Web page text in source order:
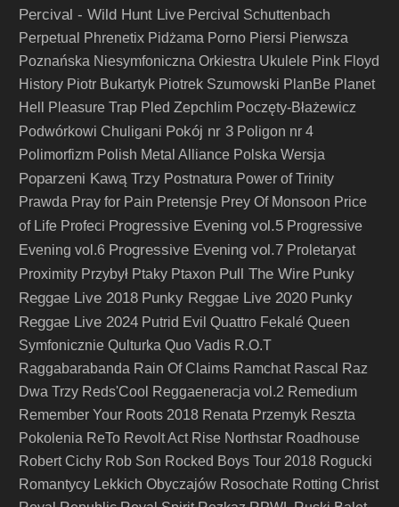
Percival - Wild Hunt Live Percival Schuttenbach
Perpetual
Phrenetix Pidżama Porno Piersi Pierwsza
Poznańska Niesymfoniczna Orkiestra Ukulele Pink Floyd
History Piotr Bukartyk Piotrek Szumowski PlanBe Planet
Hell
Pleasure Trap Pled Zepchlim Poczęty-Błażewicz
Podwórkowi Chuligani Pokój nr 3 Poligon nr 4
Polimorfizm Polish Metal Alliance Polska Wersja
Poparzeni Kawą Trzy Postnatura Power of Trinity
Prawda Pray for Pain Pretensje Prey Of Monsoon Price
of Life Profeci Progressive Evening vol.5 Progressive
Evening vol.6 Progressive Evening vol.7 Proletaryat
Proximity Przybył Ptaky Ptaxon Pull The Wire Punky
Reggae Live 2018 Punky Reggae Live 2020 Punky
Reggae Live 2024 Putrid Evil Quattro Fekalé Queen
Symfonicznie Qulturka Quo Vadis R.O.T
Raggabarabanda Rain Of Claims Ramchat Rascal
Raz
Dwa Trzy Reds'Cool Reggaeneracja vol.2 Remedium
Remember Your Roots 2018 Renata Przemyk Reszta
Pokolenia ReTo Revolt Act Rise Northstar Roadhouse
Robert Cichy Rob Son Rocked Boys Tour 2018 Rogucki
Romantycy Lekkich Obyczajów Rosochate Rotting Christ